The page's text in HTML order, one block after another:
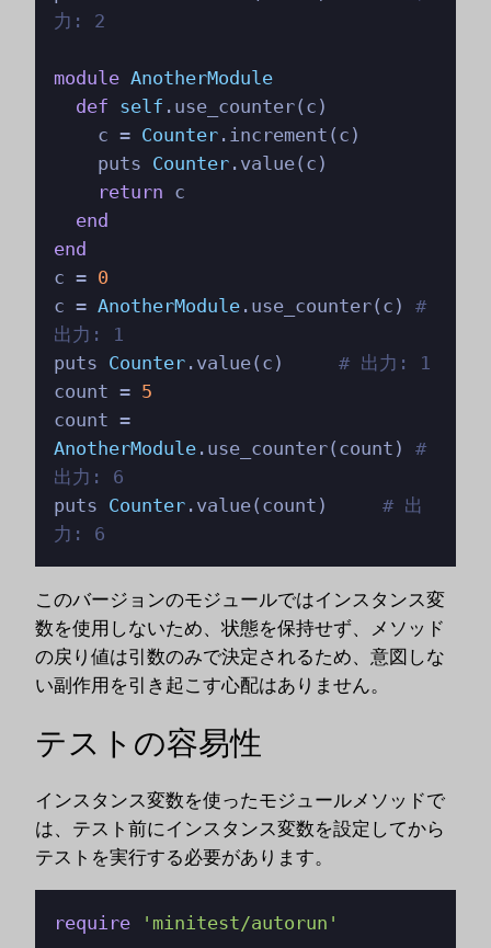
力: 2
module AnotherModule
def self .use_counter(c)
    c =
Counter.increment(c)
    puts
Counter.value(c)
return c
end
end
c = 0
c = AnotherModule.use_counter(c) #
出力: 1
puts Counter.value(c) # 出力: 1
count = 5
count =
AnotherModule.use_counter(count) #
出力: 6
puts Counter.value(count) # 出
力: 6
このバージョンのモジュールではインスタンス変
数を使用しないため、状態を保持せず、メソッド
の戻り値は引数のみで決定されるため、意図しな
い副作用を引き起こす心配はありません。
テストの容易性
インスタンス変数を使ったモジュールメソッドで
は、テスト前にインスタンス変数を設定してから
テストを実行する必要があります。
require 'minitest/autorun'